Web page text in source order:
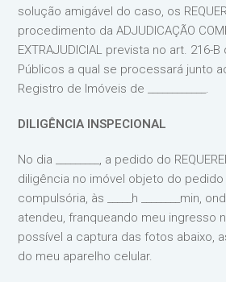
solução amigável do caso, os
procedimento da ADJUDICAÇÃO
EXTRAJUDICIAL prevista no art. 216-
Públicos a qual se processará junto
Registro de Imóveis de ____________.
DILIGÊNCIA INSPECIONAL
No dia _________, a pedido do
diligência no imóvel objeto do
compulsória, às _____h ________min,
atendeu, franqueando meu ingresso
possível a captura das fotos abaixo,
do meu aparelho celular.